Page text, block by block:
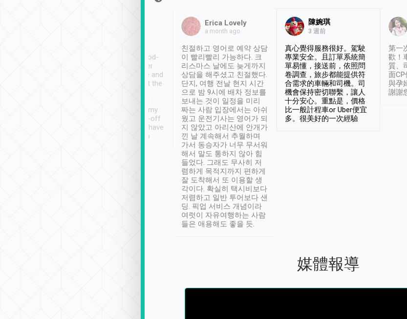
service, vehicles in good-
condition and the driver
service was awesome and
thoughtful. Driver went the
have safely arrived at my
destination after drop-off.
Definitely something I have
not seen elsewhere 👍
Erica Lovely
a month ago
친절하고 영어로 예약 상담
이 빨리빨리 가능하다. 크
리스마스 날에도 늦게까지
상담을 해주셨고 친절했다.
단지, 여행 전날 현지 시간
으로 밤 9시에 배차 정보를
보내는 것이 일정을 미리
짜는 사람 입장에서는 아쉬
웠고 운전기사는 영어가 되
지 않았고 아리산에 안개가
낀 날 계속해서 추월하며
가서 동승자가 너무 무서워
해서 말도 통하지 않아 힘
들었다. 그래도 무사히 저
렴하게 목적지까지 편하게
잘 도착해서 또 이용할 생
각이다. 확실히 택시비보다
저렴하고 일반 투어보다 샌
딩. 픽업 서비스 개념이라
여럿이 자유여행하는 사람
들은 애용해도 좋을 듯.
陳婉琪
3 週前
真心覺得服務很好。駕駛
專業安全。且訂單系統簡
單易懂，接送前，依照問
卷調查，旅步都能提供符
合需求的車輛和司機。司
機會保持密切聯繫，讓人
十分安心。重點是，價格
比一般計程車or Uber便宜
多。很美好的一次經驗
第一
歡！
質、
面
與孕
謝謝
媒體報導